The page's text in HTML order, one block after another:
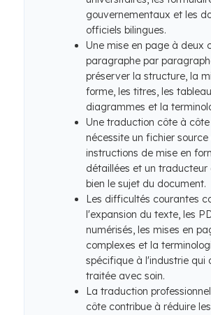
gouvernementaux et les
officiels bilingues.
Une mise en page à deux
paragraphe par
préserver la structure, la
forme, les titres, les
diagrammes et la
Une traduction côte à
nécessite un fichier source
instructions de mise en
détaillées et un traducteur
bien le sujet du document.
Les difficultés courantes
l'expansion du texte, les
numérisés, les mises en
complexes et la
spécifique à l'industrie qui
traitée avec soin.
La traduction
côte contribue à réduire